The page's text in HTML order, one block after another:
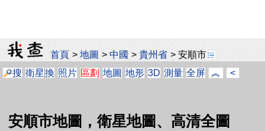
首頁 >地圖 >中國 >貴州省 >安順市
搜 衛星換 照片 區劃 地圖 地形 3D 測量 全屏 ︽ <
安順市地圖，衛星地圖、高清全圖